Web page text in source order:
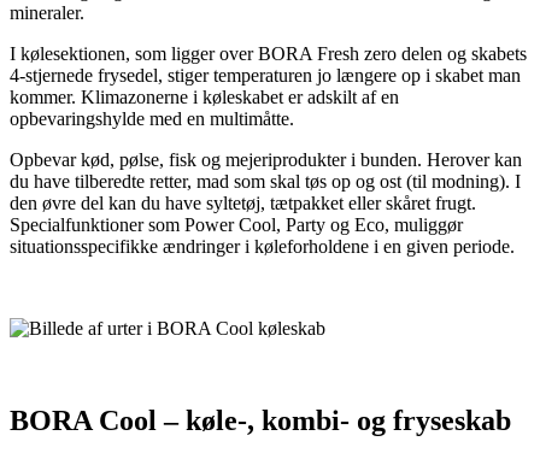
mineraler.
I kølesektionen, som ligger over BORA Fresh zero delen og skabets
4-stjernede frysedel, stiger temperaturen jo længere op i skabet man
kommer. Klimazonerne i køleskabet er adskilt af en
opbevaringshylde med en multimåtte.
Opbevar kød, pølse, fisk og mejeriprodukter i bunden. Herover kan
du have tilberedte retter, mad som skal tøs op og ost (til modning). I
den øvre del kan du have syltetøj, tætpakket eller skåret frugt.
Specialfunktioner som Power Cool, Party og Eco, muliggør
situationsspecifikke ændringer i køleforholdene i en given periode.
BORA Cool – køle-, kombi- og fryseskab